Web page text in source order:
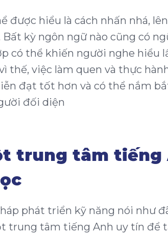
được hiểu là cách nhấn nhá,
kỳ ngôn ngữ nào cũng có
có thể khiến người nghe hiểu
thế, việc làm quen và thực
đạt tốt hơn và có thể nắm
đối diện
trung tâm tiếng
phát triển kỹ năng nói như
trung tâm tiếng Anh uy tín để